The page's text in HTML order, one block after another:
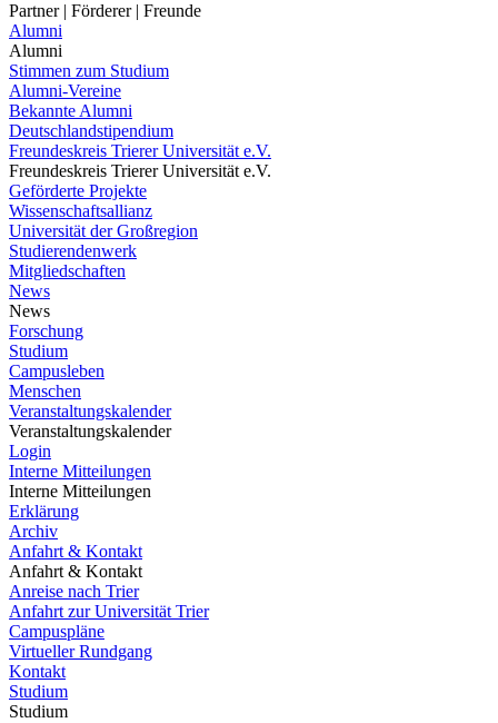
Partner | Förderer | Freunde
Alumni
Alumni
Stimmen zum Studium
Alumni-Vereine
Bekannte Alumni
Deutschlandstipendium
Freundeskreis Trierer Universität e.V.
Freundeskreis Trierer Universität e.V.
Geförderte Projekte
Wissenschaftsallianz
Universität der Großregion
Studierendenwerk
Mitgliedschaften
News
News
Forschung
Studium
Campusleben
Menschen
Veranstaltungskalender
Veranstaltungskalender
Login
Interne Mitteilungen
Interne Mitteilungen
Erklärung
Archiv
Anfahrt & Kontakt
Anfahrt & Kontakt
Anreise nach Trier
Anfahrt zur Universität Trier
Campuspläne
Virtueller Rundgang
Kontakt
Studium
Studium